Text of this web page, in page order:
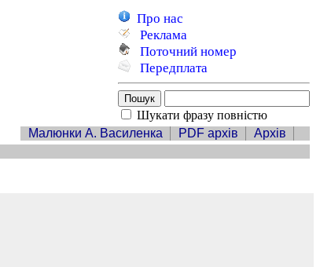
Про нас
Реклама
Поточний номер
Передплата
Шукати фразу повністю
Малюнки А. Василенка
PDF архів
Архів